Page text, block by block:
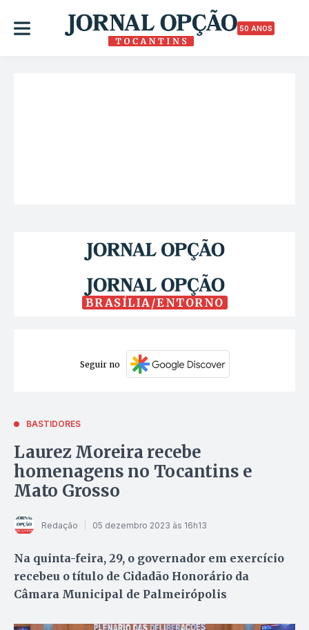
50 ANOS
BRASÍLIA/ENTORNO
Seguir no
BASTIDORES
Laurez Moreira recebe
homenagens no Tocantins e
Mato Grosso
Redação 05 dezembro 2023 às 16h13
Na quinta-feira, 29, o governador em exercício
recebeu o título de Cidadão Honorário da
Câmara Municipal de Palmeirópolis